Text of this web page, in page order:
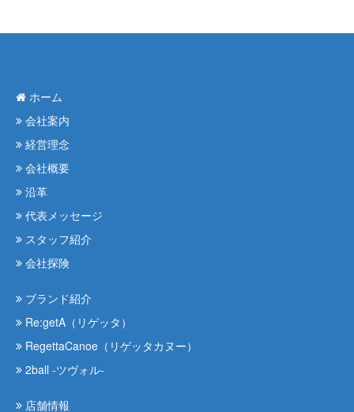
ホーム
会社案内
経営理念
会社概要
沿革
代表メッセージ
スタッフ紹介
会社探険
ブランド紹介
Re:getA（リゲッタ）
RegettaCanoe（リゲッタカヌー）
2ball -ツヴォル-
店舗情報